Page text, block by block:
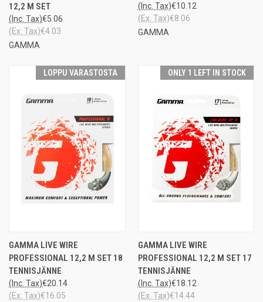
12,2 M SET
€5.06
(Inc. Tax)
€4.03
(Ex. Tax)
GAMMA
€10.12
(Inc. Tax)
€8.06
(Ex. Tax)
GAMMA
LOPPU VARASTOSTA
GAMMA LIVE WIRE
PROFESSIONAL 12,2 M SET 18
TENNISJÄNNE
€20.14
(Inc. Tax)
€16.05
(Ex. Tax)
ONLY 1 LEFT IN STOCK
GAMMA LIVE WIRE
PROFESSIONAL 12,2 M SET 17
TENNISJÄNNE
€18.12
(Inc. Tax)
€14.44
(Ex. Tax)